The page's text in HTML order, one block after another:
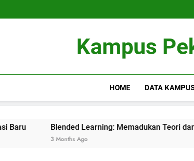
Kampus
HOME DATA
Blended Learning: Memadukan Teori dan